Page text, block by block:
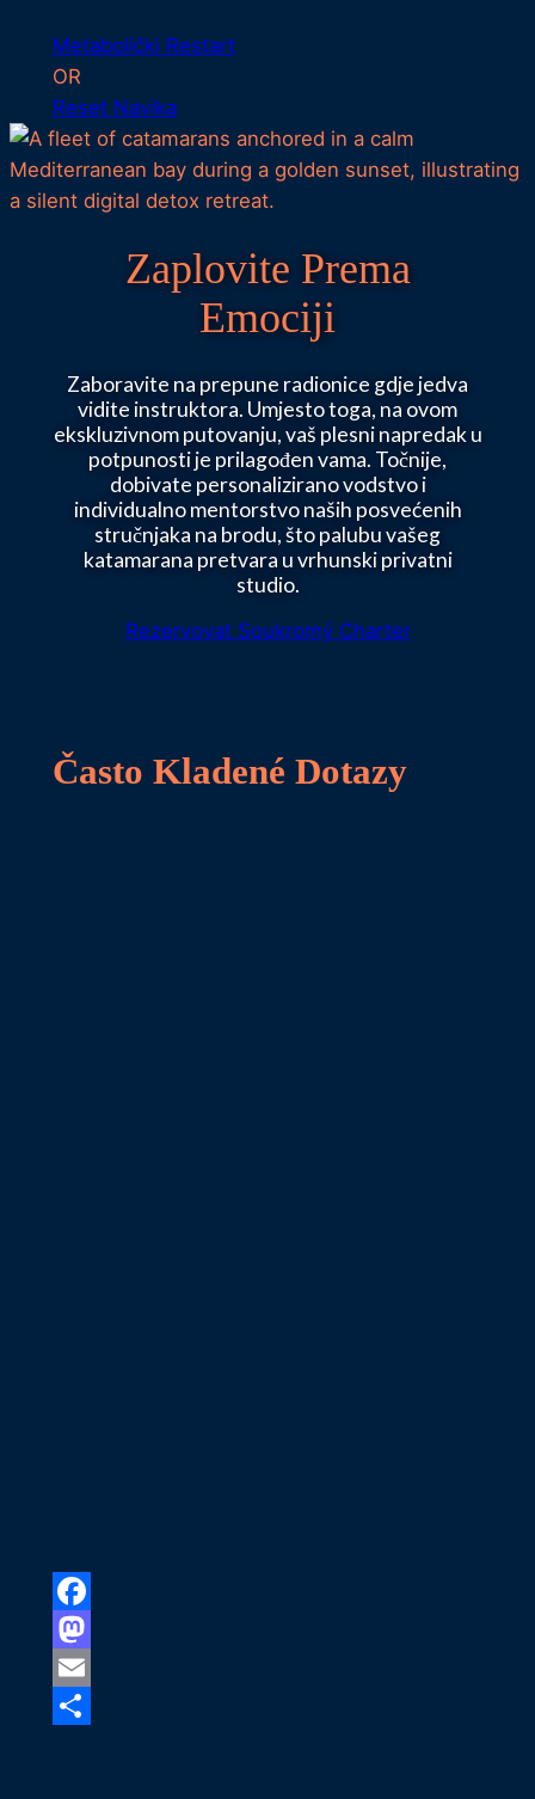
Metabolički Restart
OR
Reset Navika
Zaplovite Prema
Emociji
Zaboravite na prepune radionice gdje jedva
vidite instruktora. Umjesto toga, na ovom
ekskluzivnom putovanju, vaš plesni napredak u
potpunosti je prilagođen vama. Točnije,
dobivate personalizirano vodstvo i
individualno mentorstvo naših posvećenih
stručnjaka na brodu, što palubu vašeg
katamarana pretvara u vrhunski privatni
studio.
Rezervovat Soukromý Charter
Často Kladené Dotazy
Facebook
Mastodon
Email